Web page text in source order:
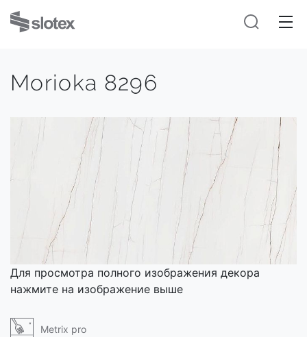
Morioka 8296
Для просмотра полного изображения декора
нажмите на изображение выше
Metrix pro